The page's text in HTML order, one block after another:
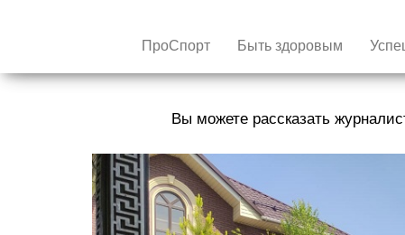
ПроСпорт Быть здоровым
Вы можете рассказать